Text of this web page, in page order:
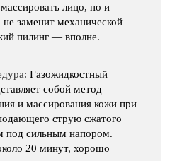
лицо, но и
заменит механической
пилинг — вполне.
Газожидкостный
собой метод
и массирования кожи при
струю сжатого
под сильным напором.
20 минут, хорошо